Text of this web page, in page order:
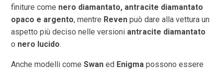
finiture come nero diamantato, antracite diamantato
opaco e argento, mentre Reven può dare alla vettura un
aspetto più deciso nelle versioni antracite diamantato
o nero lucido.
Anche modelli comeSwan ed Enigma possono essere